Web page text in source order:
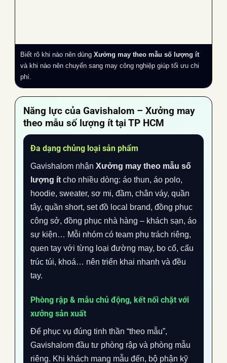
Biết rõ khi nào nên dùng Xưởng may theo mẫu số lượng ít
và khi nào nên chuyển sang may công nghiệp giúp tối ưu chi
phí.
Năng lực của Gavishalom – Xưởng may
theo mẫu số lượng ít tại TP HCM
Đa dạng chủng loại sản phẩm
Gavishalom nhận Xưởng may theo mẫu số
lượng ít cho nhiều dòng: áo thun, áo polo,
hoodie, sweater, sơ mi, đầm, chân váy, quần
tây, quần short, set đồ local brand, đồng phục
công sở, đồng phục nhà hàng – khách sạn, áo
sự kiện… Mỗi nhóm có team phụ trách riêng,
quen tay với từng loại đường may, bo cổ, cấu
trúc túi, khoá… nên triển khai nhanh và đều
tay.
Phòng rập & mẫu chủ động, kết nối chặt với
xưởng sản xuất
Để phục vụ đúng tinh thần “theo mẫu”,
Gavishalom đầu tư phòng rập và phòng mẫu
riêng. Khi khách mang mẫu đến, bộ phận kỹ